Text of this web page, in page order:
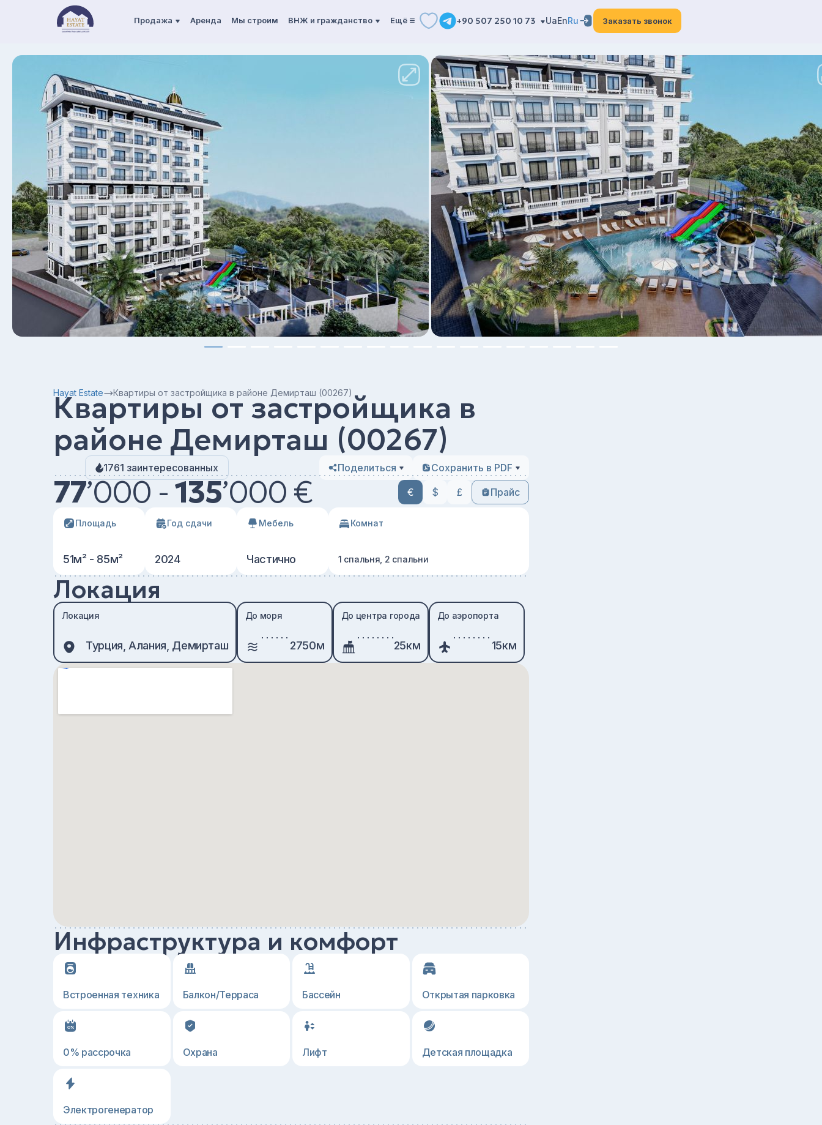
Продажа Аренда Мы строим ВНЖ и гражданство Ещё +90 507 250 10 73 UaEnRu Заказать звонок
Hayat Estate Квартиры от застройщика в районе Демирташ (00267)
Квартиры от застройщика в
районе Демирташ (00267)
1761 заинтересованных Поделиться Сохранить в PDF
77’000 -135’000 € € $ £ Прайс
Площадь
51м² - 85м²
Год сдачи
2024
Мебель
Частично
Комнат
1 спальня, 2 спальни
Локация
Локация
Турция, Алания, Демирташ
До моря
2750м
До центра города
25км
До аэропорта
15км
Инфраструктура и комфорт
Встроенная техника Балкон/Терраса Бассейн Открытая парковка
0% рассрочка Охрана Лифт Детская площадка
Электрогенератор